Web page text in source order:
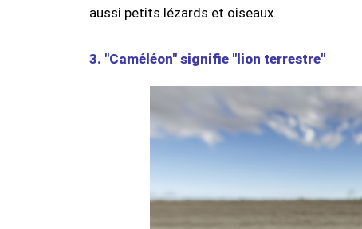
aussi petits lézards et oiseaux.
3. "Caméléon" signifie "lion terrestre"